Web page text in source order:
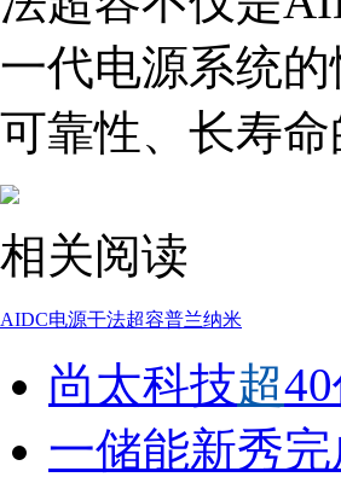
一代电源系统
可靠性、长寿
相关阅读
AIDC电源干法超容普兰纳米
尚太科技超
一储能新秀完